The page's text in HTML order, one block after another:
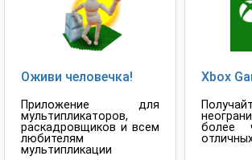
Оживи человечка!
Приложение для
мультипликаторов,
раскадровщиков и всем
любителям
мультипликации
Xbox
более